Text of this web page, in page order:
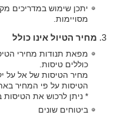
יתכן שימוש במדריכים
מסויימות.
מחיר הטיול אינו כולל
מפאת תנודות מחירי
כוללים טיסות.
מחיר הטיסות של אל על
הטיסות על פי המחיר
* ניתן לרכוש את הטיסות
ביטוחים שונים